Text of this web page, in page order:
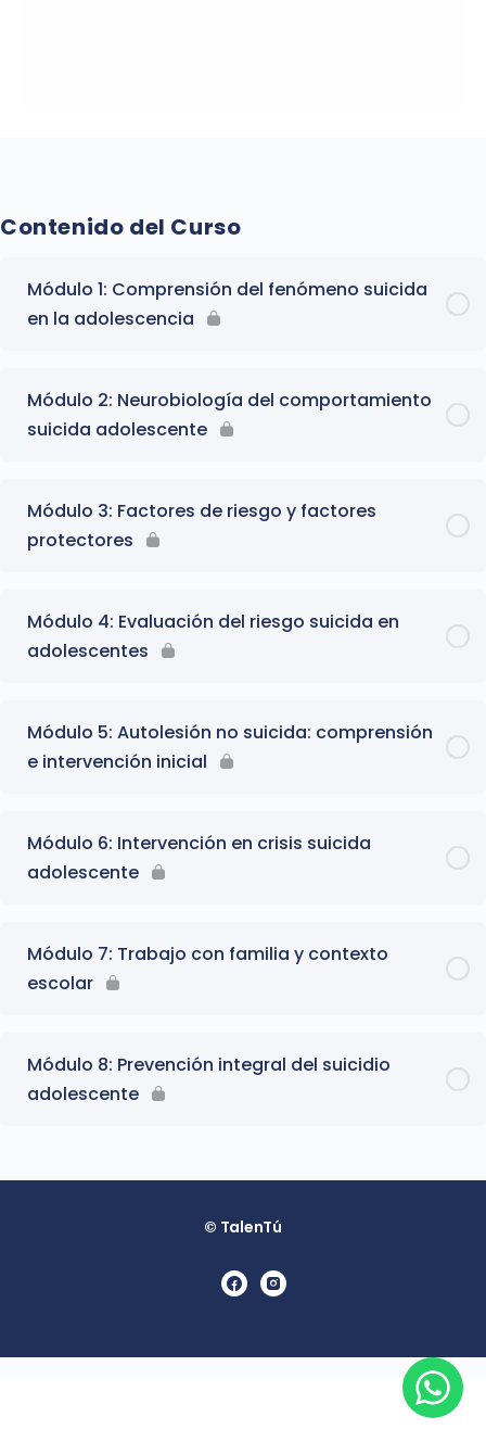
Contenido del Curso
Módulo 1: Comprensión del fenómeno suicida
en la adolescencia
Módulo 2: Neurobiología del comportamiento
suicida adolescente
Módulo 3: Factores de riesgo y factores
protectores
Módulo 4: Evaluación del riesgo suicida en
adolescentes
Módulo 5: Autolesión no suicida: comprensión
e intervención inicial
Módulo 6: Intervención en crisis suicida
adolescente
Módulo 7: Trabajo con familia y contexto
escolar
Módulo 8: Prevención integral del suicidio
adolescente
© TalenTú